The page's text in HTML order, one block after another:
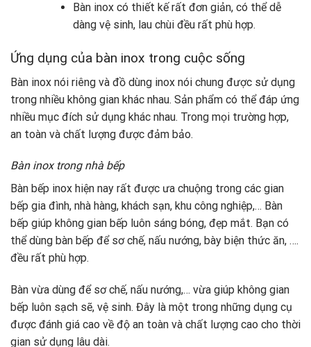
Bàn inox có thiết kế rất đơn giản, có thể dễ
dàng vệ sinh, lau chùi đều rất phù hợp.
Ứng dụng của bàn inox trong cuộc sống
Bàn inox nói riêng và đồ dùng inox nói chung được sử dụng
trong nhiều không gian khác nhau. Sản phẩm có thể đáp ứng
nhiều mục đích sử dụng khác nhau. Trong mọi trường hợp,
an toàn và chất lượng được đảm bảo.
Bàn inox trong nhà bếp
Bàn bếp inox hiện nay rất được ưa chuộng trong các gian
bếp gia đình, nhà hàng, khách sạn, khu công nghiệp,… Bàn
bếp giúp không gian bếp luôn sáng bóng, đẹp mắt. Bạn có
thể dùng bàn bếp để sơ chế, nấu nướng, bày biện thức ăn, ….
đều rất phù hợp.
Bàn vừa dùng để sơ chế, nấu nướng,… vừa giúp không gian
bếp luôn sạch sẽ, vệ sinh. Đây là một trong những dụng cụ
được đánh giá cao về độ an toàn và chất lượng cao cho thời
gian sử dụng lâu dài.